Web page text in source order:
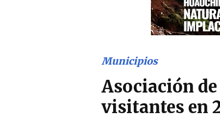
Municipios
Asociación
visitantes en